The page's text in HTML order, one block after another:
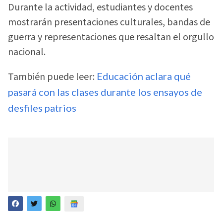
Durante la actividad, estudiantes y docentes
mostrarán presentaciones culturales, bandas de
guerra y representaciones que resaltan el orgullo
nacional.
También puede leer: Educación aclara qué
pasará con las clases durante los ensayos de
desfiles patrios